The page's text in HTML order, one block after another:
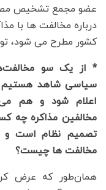
عضو مجمع تشخیص
درباره مخالفت ها با
کشور مطرح می شود،
* از یک سو
سیاسی شاهد هستیم
اعلام شود و هم
مخالفین مذاکره چه
تصمیم نظام است و
مخالفت ها چیست؟
همان‌طور که عرض